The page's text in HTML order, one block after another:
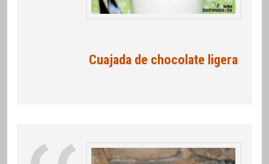
Cuajada de chocolate ligera